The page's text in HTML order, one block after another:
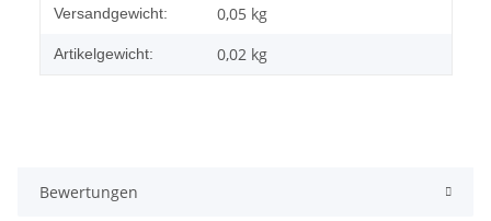
Produkteigenschaft
Wert
Versandgewicht: 0,05 kg
Artikelgewicht: 0,02 kg
Bewertungen